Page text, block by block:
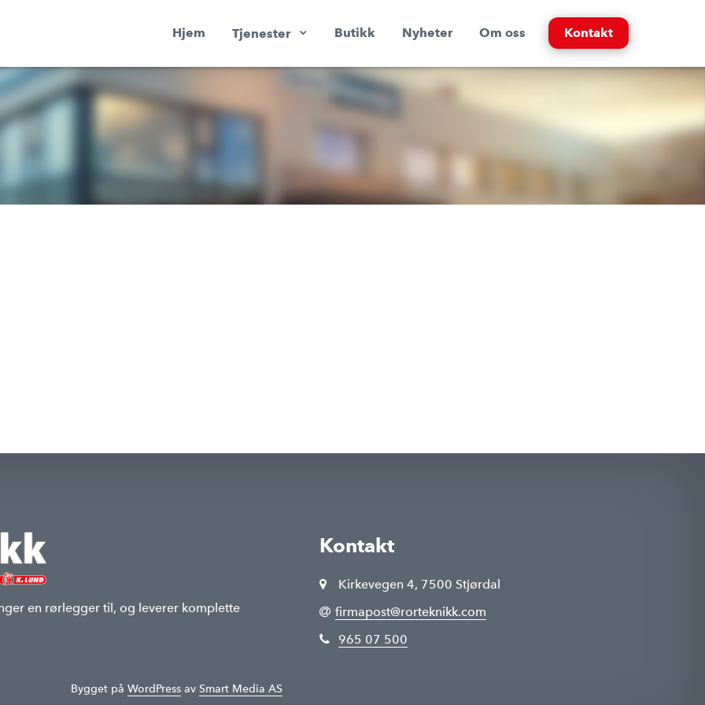
Hjem Tjenester Butikk Nyheter Om oss Kontakt
en rørlegger til, og leverer komplette
Kontakt
Kirkevegen 4, 7500 Stjørdal
firmapost@rorteknikk.com
965 07 500
Bygget på WordPressav Smart Media AS